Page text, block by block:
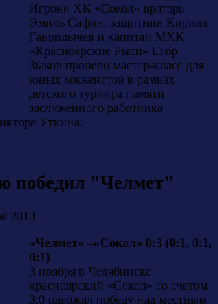
Игроки ХК «Сокол» вратарь
Эмиль Сафин, защитник Кирилл
Гаврилычев и капитан МХК
«Красноярские Рыси» Егор
Зыков провели мастер-класс для
юных хоккеистов в рамках
детского турнира памяти
заслуженного работника
Уткина.
победил "Челмет"
2013
«Челмет» –«Сокол» 0:3 (0:1, 0:1,
0:1)
3 ноября в Челябинске
красноярский «Сокол» со счетом
3:0 одержал победу над местным